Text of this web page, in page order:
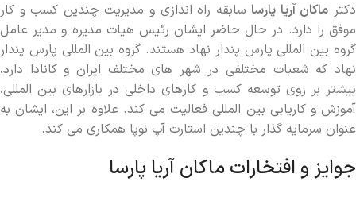
دکتر ماکان آریا پارساسابقه راه ‌اندازی و مدیریت چندین کسب و کار
موفق را دارد. در حال حاضر ایشان رئیس هیات مدیره و مدیر عامل
گروه بین المللی پارس پندار نهاد هستند. گروه بین المللی پارس پندار
نهاد که شعبات مختلفی در شهر های مختلف ایران و کانادا دارد،
بیشتر بر روی توسعه کسب و کارهای داخلی در بازارهای بین المللی،
آموزش و کاریابی بین المللی فعالیت می کند. علاوه بر این، ایشان به
عنوان سرمایه‌ گذار با چندین استارت ‌آپ نوپا همکاری می کند.
جوایز و افتخارات ماکان آریا پارسا